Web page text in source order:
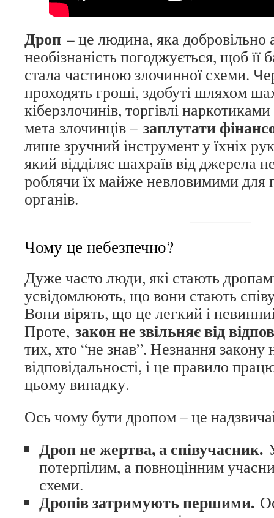
Дроп – це людина, яка добровільно
необізнаність погоджується, щоб її
стала частиною злочинної схеми.
проходять гроші, здобуті шляхом
кіберзлочинів, торгівлі
мета злочинців – заплутати
лише зручний інструмент у їхніх
який відділяє шахраїв від джерела
роблячи їх майже невловимими для
органів.
Чому це небезпечно?
Дуже часто люди, які стають
усвідомлюють, що вони стають
Вони вірять, що це легкий і
Проте, закон не звільняє від
тих, хто “не знав”. Незнання закону
відповідальності, і це правило
цьому випадку.
Ось чому бути дропом – це
Дроп не жертва, а співучасник.
потерпілим, а повноцінним
схеми.
Дропів затримують першими.